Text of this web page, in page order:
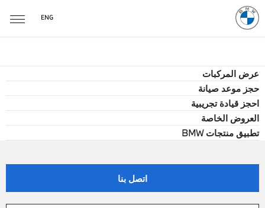
ENG
عرض المركبات
حجز موعد صيانة
احجز قيادة تجريبية
العروض الخاصة
تطبيق منتجات BMW
اتصل بنا